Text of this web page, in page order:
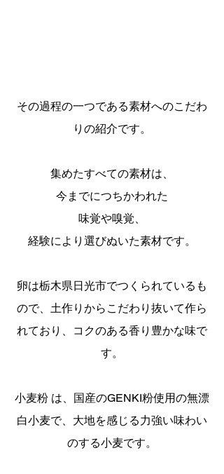
その過程の一つである素材へのこだわ
りの紹介です。
集めたすべての素材は、
今までにつちかわれた
味覚や嗅覚、
経験により選びぬいた素材です。
卵は栃木県日光市でつくられているも
ので、土作りからこだわり抜いて作ら
れており、コクのある香り豊かな味で
す。
小麦粉 は、国産のGENKI粉使用の無漂
白小麦で、大地を感じる力強い味わい
のする小麦です。